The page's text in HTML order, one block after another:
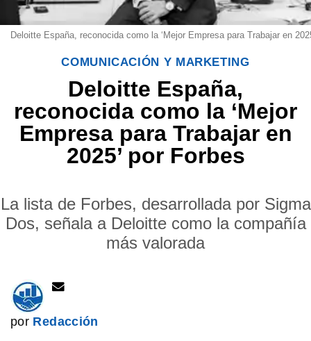
Deloitte España, reconocida como la ‘Mejor Empresa para Trabajar en
COMUNICACIÓN Y MARKETING
Deloitte España,
reconocida como la ‘Mejor
Empresa para Trabajar en
2025’ por Forbes
La lista de Forbes, desarrollada por Sigma
Dos, señala a Deloitte como la compañía
más valorada
por Redacción